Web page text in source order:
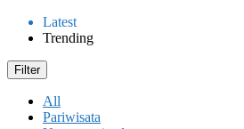
Latest
Trending
Filter
All
Pariwisata